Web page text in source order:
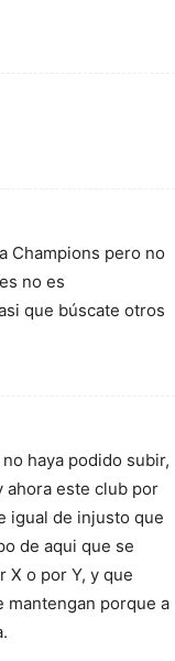
Champions pero no
no es
que búscate otros
haya podido subir,
ahora este club por
igual de injusto que
de aqui que se
X o por Y, y que
mantengan porque a